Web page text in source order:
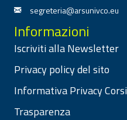
segreteria@arsunivco.eu
Informazioni
Iscriviti alla Newsletter
Privacy policy del sito
Informativa Privacy
Trasparenza